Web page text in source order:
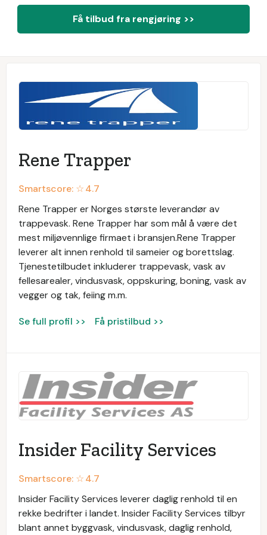
Få tilbud fra rengjøring >>
Rene Trapper
Smartscore: ☆4.7
Rene Trapper er Norges største leverandør av
trappevask. Rene Trapper har som mål å være det
mest miljøvennlige firmaet i bransjen.Rene Trapper
leverer alt innen renhold til sameier og borettslag.
Tjenestetilbudet inkluderer trappevask, vask av
fellesarealer, vindusvask, oppskuring, boning, vask av
vegger og tak, feiing m.m.
Se full profil >> Få pristilbud >>
Insider Facility Services
Smartscore: ☆4.7
Insider Facility Services leverer daglig renhold til en
rekke bedrifter i landet. Insider Facility Services tilbyr
blant annet byggvask, vindusvask, daglig renhold,